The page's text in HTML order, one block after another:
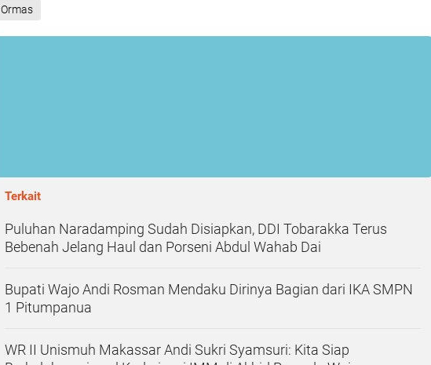
Ormas
Terkait
Puluhan Naradamping Sudah Disiapkan, DDI Tobarakka Terus
Bebenah Jelang Haul dan Porseni Abdul Wahab Dai
Bupati Wajo Andi Rosman Mendaku Dirinya Bagian dari IKA SMPN
1 Pitumpanua
WR II Unismuh Makassar Andi Sukri Syamsuri: Kita Siap